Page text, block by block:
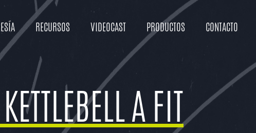
RECURSOS VIDEOCAST PRODUCTOS CONTACTO
A FIT